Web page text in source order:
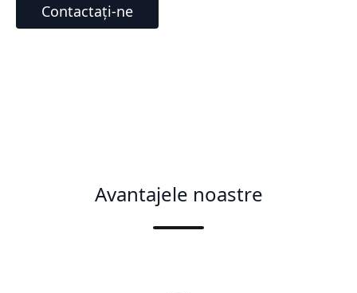
Contactați-ne
Avantajele noastre